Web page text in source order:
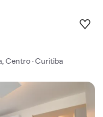
Centro · Curitiba